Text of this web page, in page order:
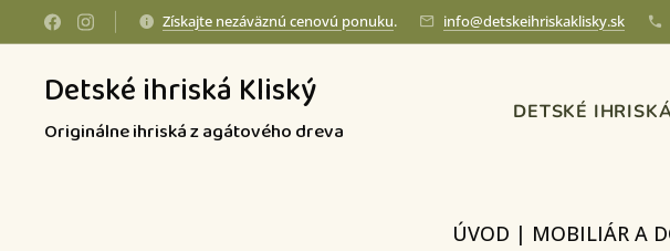
Získajte nezáväznú cenovú ponuku. info@detskeihriskaklisky.sk
Detské ihriská Kliský
Originálne ihriská z agátového dreva
DETSKÉ
ÚVOD | MOBILIÁR A